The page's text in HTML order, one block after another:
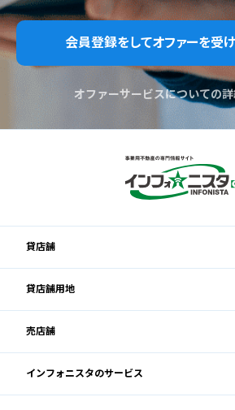
会員登録をしてオファーを受
オファーサービスについての
貸店舗
貸店舗用地
売店舗
インフォニスタのサービス